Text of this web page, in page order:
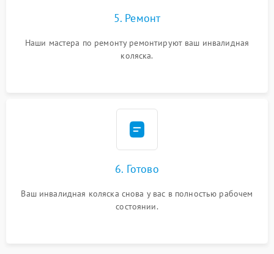
5. Ремонт
Наши мастера по ремонту ремонтируют ваш инвалидная
коляска.
6. Готово
Ваш инвалидная коляска снова у вас в полностью рабочем
состоянии.